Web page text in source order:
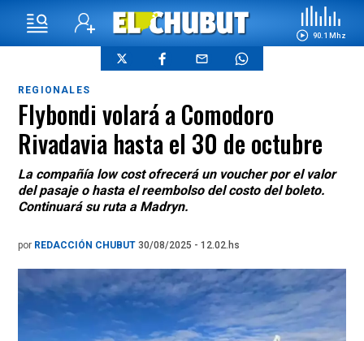
90.1 Mhz
REGIONALES
Flybondi volará a Comodoro
Rivadavia hasta el 30 de octubre
La compañía low cost ofrecerá un voucher por el valor
del pasaje o hasta el reembolso del costo del boleto.
Continuará su ruta a Madryn.
por REDACCIÓN CHUBUT 30/08/2025 - 12.02.hs